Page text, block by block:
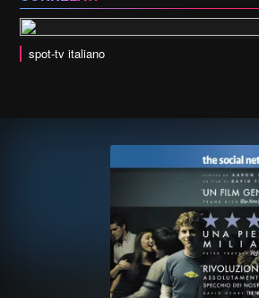
spot-tv italiano